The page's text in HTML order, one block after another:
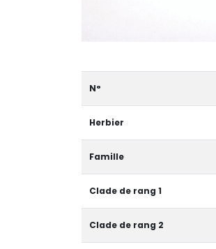
N°
Herbier
Famille
Clade de rang 1
Clade de rang 2